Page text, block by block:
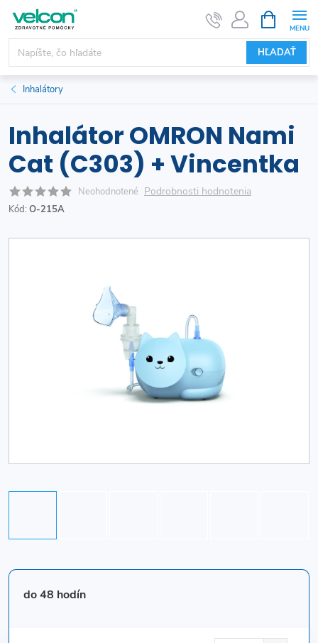
obsah
HĽADAŤ
KOŠÍK
Inhalátory
Inhalátor OMRON Nami
Cat (C303) + Vincentka
Neohodnotené Podrobnosti hodnotenia
Kód: O-215A
do 48 hodín